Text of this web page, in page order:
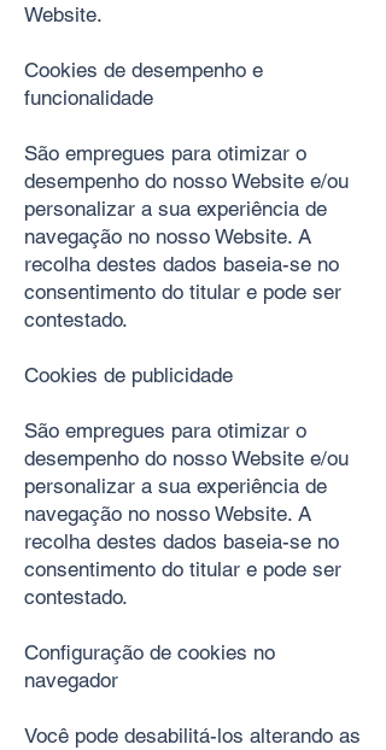
Website.
Cookies de desempenho e
funcionalidade
São empregues para otimizar o
desempenho do nosso Website e/ou
personalizar a sua experiência de
navegação no nosso Website. A
recolha destes dados baseia-se no
consentimento do titular e pode ser
contestado.
Cookies de publicidade
São empregues para otimizar o
desempenho do nosso Website e/ou
personalizar a sua experiência de
navegação no nosso Website. A
recolha destes dados baseia-se no
consentimento do titular e pode ser
contestado.
Configuração de cookies no
navegador
Você pode desabilitá-los alterando as